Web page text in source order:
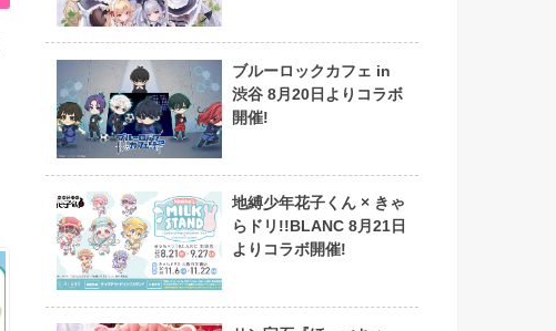
ブルーロックカフェ in
渋谷 8月20日よりコラボ
開催!
地縛少年花子くん × きゃ
らドリ!!BLANC 8月21日
よりコラボ開催!